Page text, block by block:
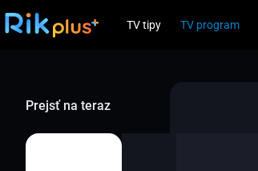
TV tipy TV program
Prejsť na teraz